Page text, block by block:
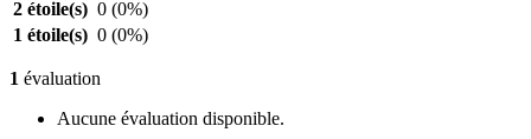
2 étoile(s) 0 (0%)
1 étoile(s) 0 (0%)
1 évaluation
Aucune évaluation disponible.